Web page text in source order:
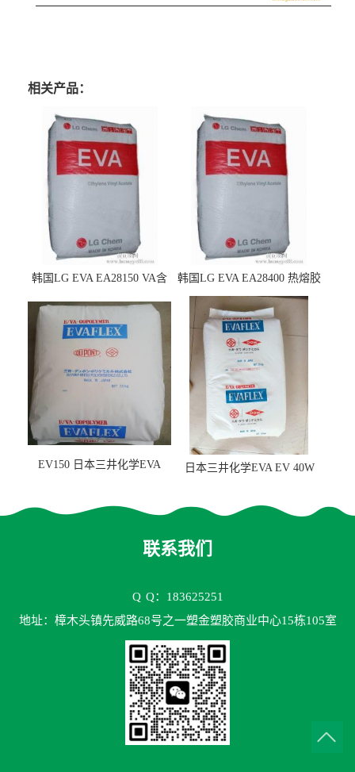
相关产品：
韩国LG EVA EA28150 VA含
韩国LG EVA EA28400 热熔胶
级 VA含量28 熔指400
EV150 日本三井化学EVA
日本三井化学EVA EV 40W
联系我们
Q Q：183625251
地址：樟木头镇先威路68号之一塑金塑胶商业中心15栋105室